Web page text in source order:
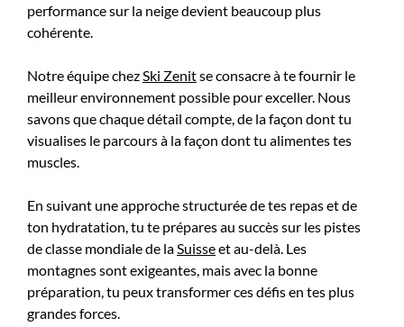
performance sur la neige devient beaucoup plus
cohérente.
Notre équipe chez Ski Zenitse consacre à te fournir le
meilleur environnement possible pour exceller. Nous
savons que chaque détail compte, de la façon dont tu
visualises le parcours à la façon dont tu alimentes tes
muscles.
En suivant une approche structurée de tes repas et de
ton hydratation, tu te prépares au succès sur les pistes
de classe mondiale de la Suisseet au-delà. Les
montagnes sont exigeantes, mais avec la bonne
préparation, tu peux transformer ces défis en tes plus
grandes forces.